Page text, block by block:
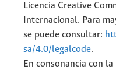
Licencia Creative
Internacional. Para
se puede consultar:
sa/4.0/legalcode.
En consonancia con